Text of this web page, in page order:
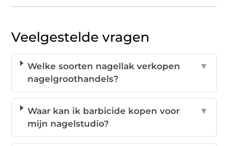
Veelgestelde vragen
Welke soorten nagellak verkopen
nagelgroothandels?
▼
Waar kan ik barbicide kopen voor
mijn nagelstudio?
▼